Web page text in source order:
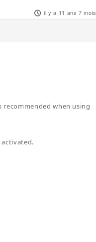
il y a 11 ans 7 mois
when using